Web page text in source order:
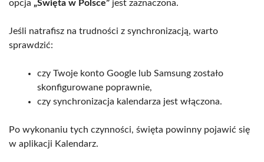
opcja „Święta w Polsce” jest zaznaczona.
Jeśli natrafisz na trudności z synchronizacją, warto
sprawdzić:
czy Twoje konto Google lub Samsung zostało
skonfigurowane poprawnie,
czy synchronizacja kalendarza jest włączona.
Po wykonaniu tych czynności, święta powinny pojawić się
w aplikacji Kalendarz.